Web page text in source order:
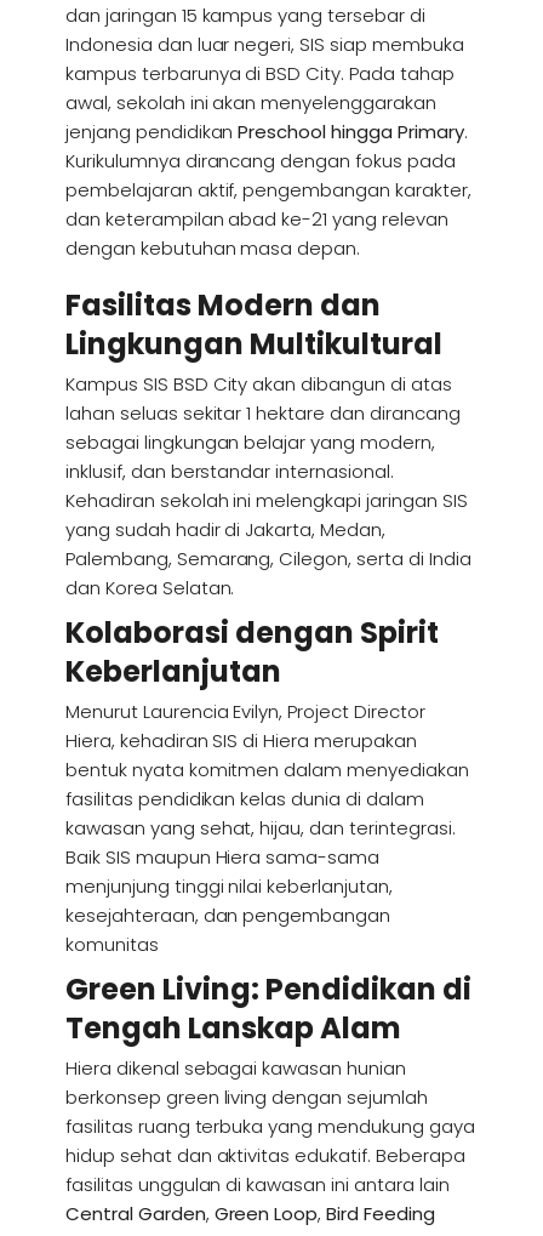
dan jaringan 15 kampus yang tersebar di
Indonesia dan luar negeri, SIS siap membuka
kampus terbarunya di BSD City. Pada tahap
awal, sekolah ini akan menyelenggarakan
jenjang pendidikanPreschool hingga Primary.
Kurikulumnya dirancang dengan fokus pada
pembelajaran aktif, pengembangan karakter,
dan keterampilan abad ke-21 yang relevan
dengan kebutuhan masa depan.
Fasilitas Modern dan
Lingkungan Multikultural
Kampus SIS BSD City akan dibangun di atas
lahan seluas sekitar 1 hektare dan dirancang
sebagai lingkungan belajar yang modern,
inklusif, dan berstandar internasional.
Kehadiran sekolah ini melengkapi jaringan SIS
yang sudah hadir di Jakarta, Medan,
Palembang, Semarang, Cilegon, serta di India
dan Korea Selatan.
Kolaborasi dengan Spirit
Keberlanjutan
Menurut Laurencia Evilyn, Project Director
Hiera, kehadiran SIS di Hiera merupakan
bentuk nyata komitmen dalam menyediakan
fasilitas pendidikan kelas dunia di dalam
kawasan yang sehat, hijau, dan terintegrasi.
Baik SIS maupun Hiera sama-sama
menjunjung tinggi nilai keberlanjutan,
kesejahteraan, dan pengembangan
komunitas
Green Living: Pendidikan di
Tengah Lanskap Alam
Hiera dikenal sebagai kawasan hunian
berkonsep green living dengan sejumlah
fasilitas ruang terbuka yang mendukung gaya
hidup sehat dan aktivitas edukatif. Beberapa
fasilitas unggulan di kawasan ini antara lain
Central Garden, Green Loop,Bird Feeding